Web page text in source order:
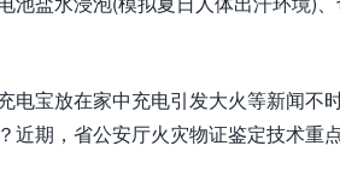
电宝放在家中充电引发大火等新闻不
近期，省公安厅火灾物证鉴定技术重